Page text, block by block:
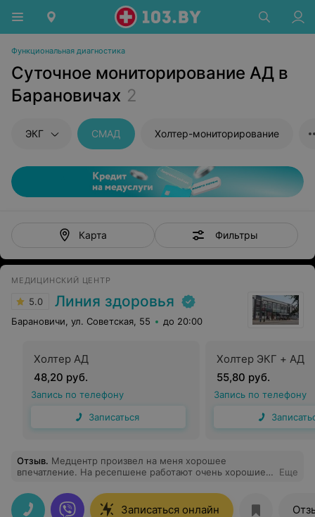
Функциональная диагностика
Суточное мониторирование АД в
Барановичах 2
ЭКГ СМАД Холтер-мониторирование
Карта Фильтры
МЕДИЦИНСКИЙ ЦЕНТР
5.0 Линия здоровья
Барановичи, ул. Советская, 55 до 20:00
Холтер АД
48,20 руб.
Запись по телефону
Записаться
Холтер ЭКГ + АД
55,80 руб.
Запись по телефону
Отзыв. Медцентр произвел на меня хорошее
впечатление. На ресепшене работают очень хорошие,
грамотные, все расскажут и ответят на все мои
вопросы. Рекомендую!
Еще
Записаться онлайн